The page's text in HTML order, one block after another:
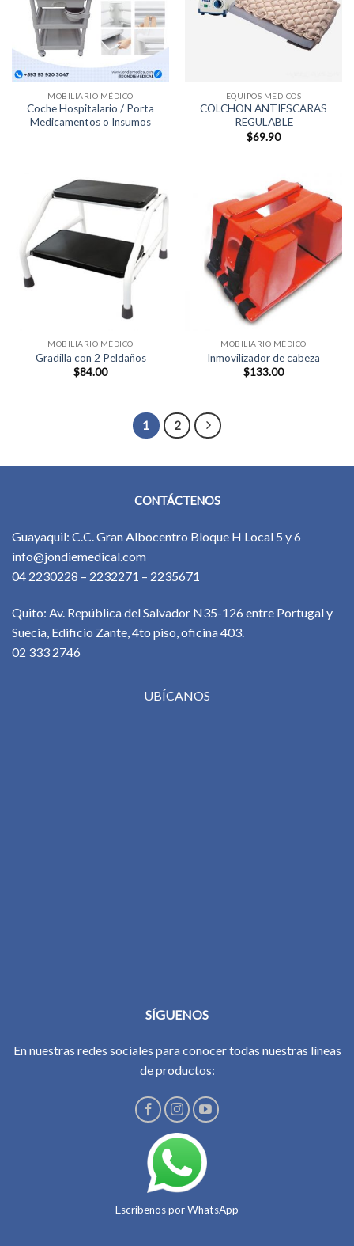
MOBILIARIO MÉDICO
Coche Hospitalario / Porta
Medicamentos o Insumos
EQUIPOS MEDICOS
COLCHON ANTIESCARAS
REGULABLE
$69.90
MOBILIARIO MÉDICO
Gradilla con 2 Peldaños
$84.00
MOBILIARIO MÉDICO
Inmovilizador de cabeza
$133.00
1 2
CONTÁCTENOS
Guayaquil: C.C. Gran Albocentro Bloque H Local 5 y 6
info@jondiemedical.com
04 2230228 – 2232271 – 2235671
Quito: Av. República del Salvador N35-126 entre Portugal y
Suecia, Edificio Zante, 4to piso, oficina 403.
02 333 2746
UBÍCANOS
SÍGUENOS
En nuestras redes sociales para conocer todas nuestras líneas
de productos:
Escríbenos por WhatsApp